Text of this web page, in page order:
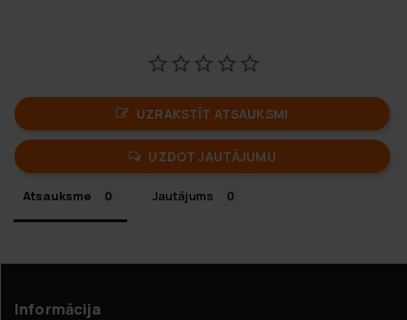
UZRAKSTĪT ATSAUKSMI
UZDOT JAUTĀJUMU
Atsauksme Jautājums
Informācija